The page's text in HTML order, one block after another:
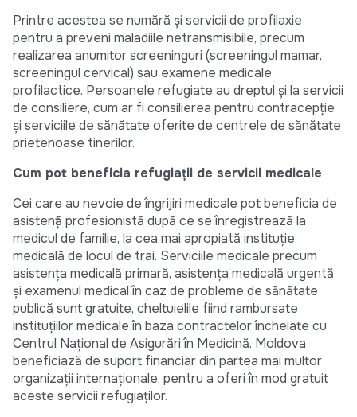
Printre acestea se numără și servicii de profilaxie
pentru a preveni maladiile netransmisibile, precum
realizarea anumitor screeninguri (screeningul mamar,
screeningul cervical) sau examene medicale
profilactice. Persoanele refugiate au dreptul și la servicii
de consiliere, cum ar fi consilierea pentru contracepție
și serviciile de sănătate oferite de centrele de sănătate
prietenoase tinerilor.
Cum pot beneficia refugiații de servicii medicale
Cei care au nevoie de îngrijiri medicale pot beneficia de
asistență profesionistă după ce se înregistrează la
medicul de familie, la cea mai apropiată instituție
medicală de locul de trai. Serviciile medicale precum
asistența medicală primară, asistența medicală urgentă
și examenul medical în caz de probleme de sănătate
publică sunt gratuite, cheltuielile fiind rambursate
instituțiilor medicale în baza contractelor încheiate cu
Centrul Național de Asigurări în Medicină. Moldova
beneficiază de suport financiar din partea mai multor
organizații internaționale, pentru a oferi în mod gratuit
aceste servicii refugiaților.